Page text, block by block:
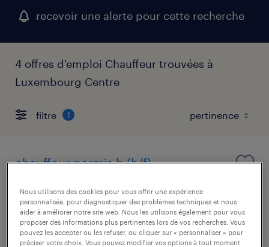
recevoir une alerte pour cette recherche
4 offres d'emploi Chauffeur trouvées à
Luxembourg Centre
filtre 1
chauffeur permis b (h/f)
luxembourg centre, centre
mission d'intérim
Nous utilisons des cookies pour vous offrir une expérience
personnalisée, pour diagnostiquer des problèmes techniques et nous
aider à améliorer notre site web. Nous les utilisons également pour vous
proposer des informations plus pertinentes lors de vos recherches. Vous
pouvez les accepter ou les refuser, ou cliquer sur « personnaliser » pour
préciser votre choix. Vous pouvez modifier vos options à tout moment.